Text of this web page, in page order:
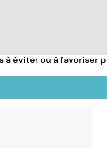
à éviter ou à favoriser